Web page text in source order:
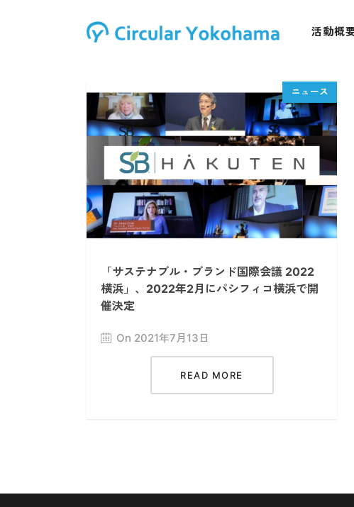
活動概
「サステナブル・ブランド国際会議 2022
横浜」、2022年2月にパシフィコ横浜で開
催決定
On 2021年7月13日
READ MORE